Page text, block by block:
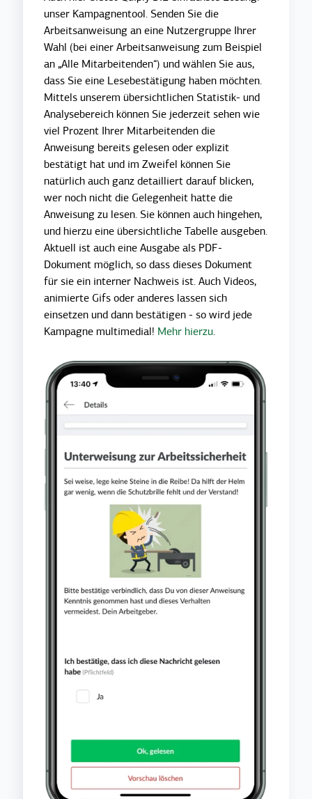
unser Kampagnentool. Senden Sie die
Arbeitsanweisung an eine Nutzergruppe Ihrer
Wahl (bei einer Arbeitsanweisung zum Beispiel
an „Alle Mitarbeitenden“) und wählen Sie aus,
dass Sie eine Lesebestätigung haben möchten.
Mittels unserem übersichtlichen Statistik- und
Analysebereich können Sie jederzeit sehen wie
viel Prozent Ihrer Mitarbeitenden die
Anweisung bereits gelesen oder explizit
bestätigt hat und im Zweifel können Sie
natürlich auch ganz detailliert darauf blicken,
wer noch nicht die Gelegenheit hatte die
Anweisung zu lesen. Sie können auch hingehen,
und hierzu eine übersichtliche Tabelle ausgeben.
Aktuell ist auch eine Ausgabe als PDF-
Dokument möglich, so dass dieses Dokument
für sie ein interner Nachweis ist. Auch Videos,
animierte Gifs oder anderes lassen sich
einsetzen und dann bestätigen - so wird jede
Kampagne multimedial! Mehr hierzu.